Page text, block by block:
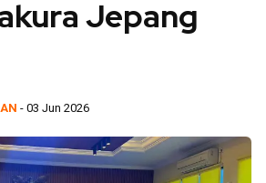
Jepang
- 03 Jun 2026